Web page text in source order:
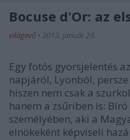
Bocuse d'Or: az
világevő • 2013. január 29.
Egy fotós gyorsjelentés
napjáról, Lyonból,
hiszen nem csak a
hanem a zsűriben is:
személyében, aki a
elnökeként képviseli